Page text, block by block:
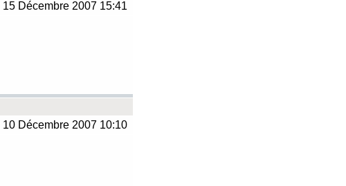
15 Décembre 2007 15:41
10 Décembre 2007 10:10